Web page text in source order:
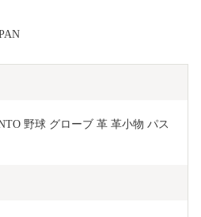
野球 グローブ 革 革小物 パス